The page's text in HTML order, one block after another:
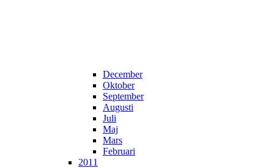
December
Oktober
September
Augusti
Juli
Maj
Mars
Februari
2011